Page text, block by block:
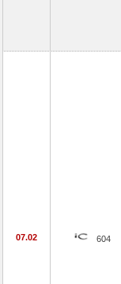
07.02 604